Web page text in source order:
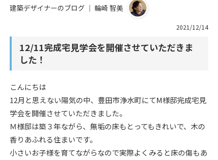
建築実績
よくあるご質問
ブログ
ニュース
建築デザイナーのブログ ｜ 輪崎 智美
2021/12/14
12/11完成宅見学会を開催させていただきま
した！
こんにちは
12月と思えない陽気の中、豊田市浄水町にてM様邸完成宅見
学会を開催させていただきました。
Ｍ様邸は築３年ながら、無垢の床もとってもきれいで、木の
香りあふれる住まいです。
小さいお子様を育てながらなので実際よくみると床の傷もあ